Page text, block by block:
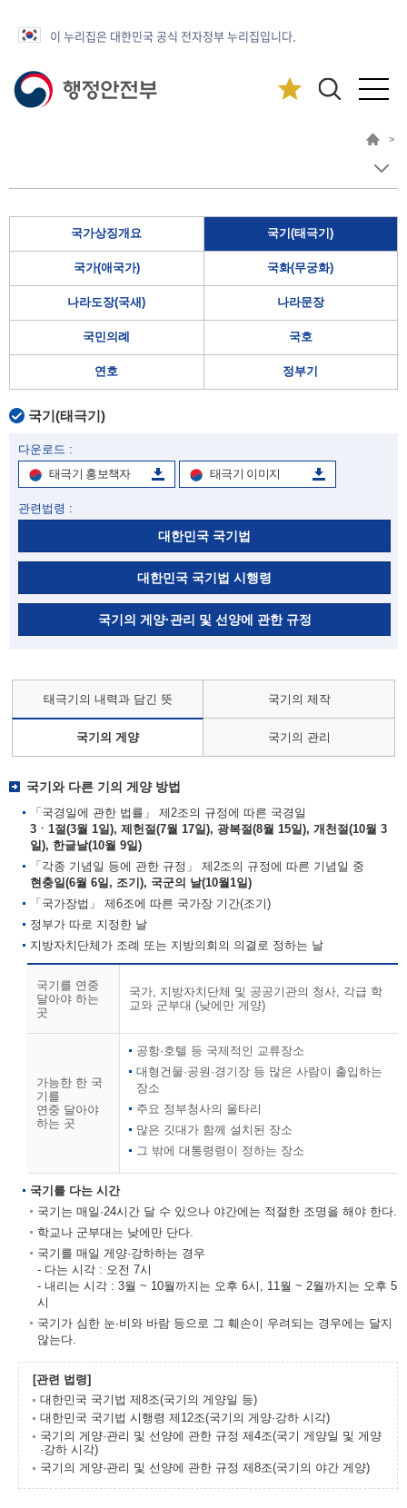
이 누리집은 대한민국 공식 전자정부 누리집입니다.
>
국가상징개요 국기(태극기)
국가(애국가) 국화(무궁화)
나라도장(국새) 나라문장
국민의례 국호
연호 정부기
국기(태극기)
다운로드 :
태극기 홍보책자
태극기 이미지
관련법령 :
대한민국 국기법
대한민국 국기법 시행령
국기의 게양·관리 및 선양에 관한 규정
태극기의 내력과 담긴 뜻 국기의 제작
국기의 게양 국기의 관리
국기와 다른 기의 게양 방법
「국경일에 관한 법률」 제2조의 규정에 따른 국경일
3ㆍ1절(3월 1일), 제헌절(7월 17일), 광복절(8월 15일), 개천절(10월 3
일), 한글날(10월 9일)
「각종 기념일 등에 관한 규정」 제2조의 규정에 따른 기념일 중
현충일(6월 6일, 조기), 국군의 날(10월1일)
「국가장법」 제6조에 따른 국가장 기간(조기)
정부가 따로 지정한 날
지방자치단체가 조례 또는 지방의회의 의결로 정하는 날
국기를 연중
달아야 하는
곳
국가, 지방자치단체 및 공공기관의 청사, 각급 학
교와 군부대 (낮에만 게양)
가능한 한 국
기를
연중 달아야
하는 곳
공항·호텔 등 국제적인 교류장소
대형건물·공원·경기장 등 많은 사람이 출입하는
장소
주요 정부청사의 울타리
많은 깃대가 함께 설치된 장소
그 밖에 대통령령이 정하는 장소
국기를 다는 시간
국기는 매일·24시간 달 수 있으나 야간에는 적절한 조명을 해야 한다.
학교나 군부대는 낮에만 단다.
국기를 매일 게양·강하하는 경우
- 다는 시각 : 오전 7시
- 내리는 시각 : 3월 ~ 10월까지는 오후 6시, 11월 ~ 2월까지는 오후 5
시
국기가 심한 눈·비와 바람 등으로 그 훼손이 우려되는 경우에는 달지
않는다.
[관련 법령]
대한민국 국기법 제8조(국기의 게양일 등)
대한민국 국기법 시행령 제12조(국기의 게양·강하 시각)
국기의 게양·관리 및 선양에 관한 규정 제4조(국기 게양일 및 게양
·강하 시각)
국기의 게양·관리 및 선양에 관한 규정 제8조(국기의 야간 게양)